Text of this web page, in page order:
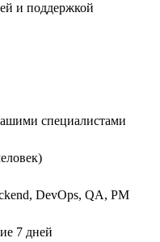
и поддержкой
специалистами
DevOps, QA, PM
7 дней